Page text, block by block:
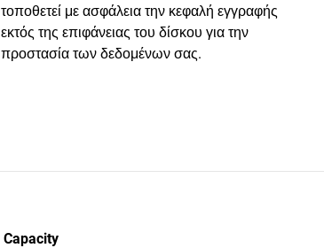
τοποθετεί με ασφάλεια την κεφαλή εγγραφής
εκτός της επιφάνειας του δίσκου για την
προστασία των δεδομένων σας.
Capacity